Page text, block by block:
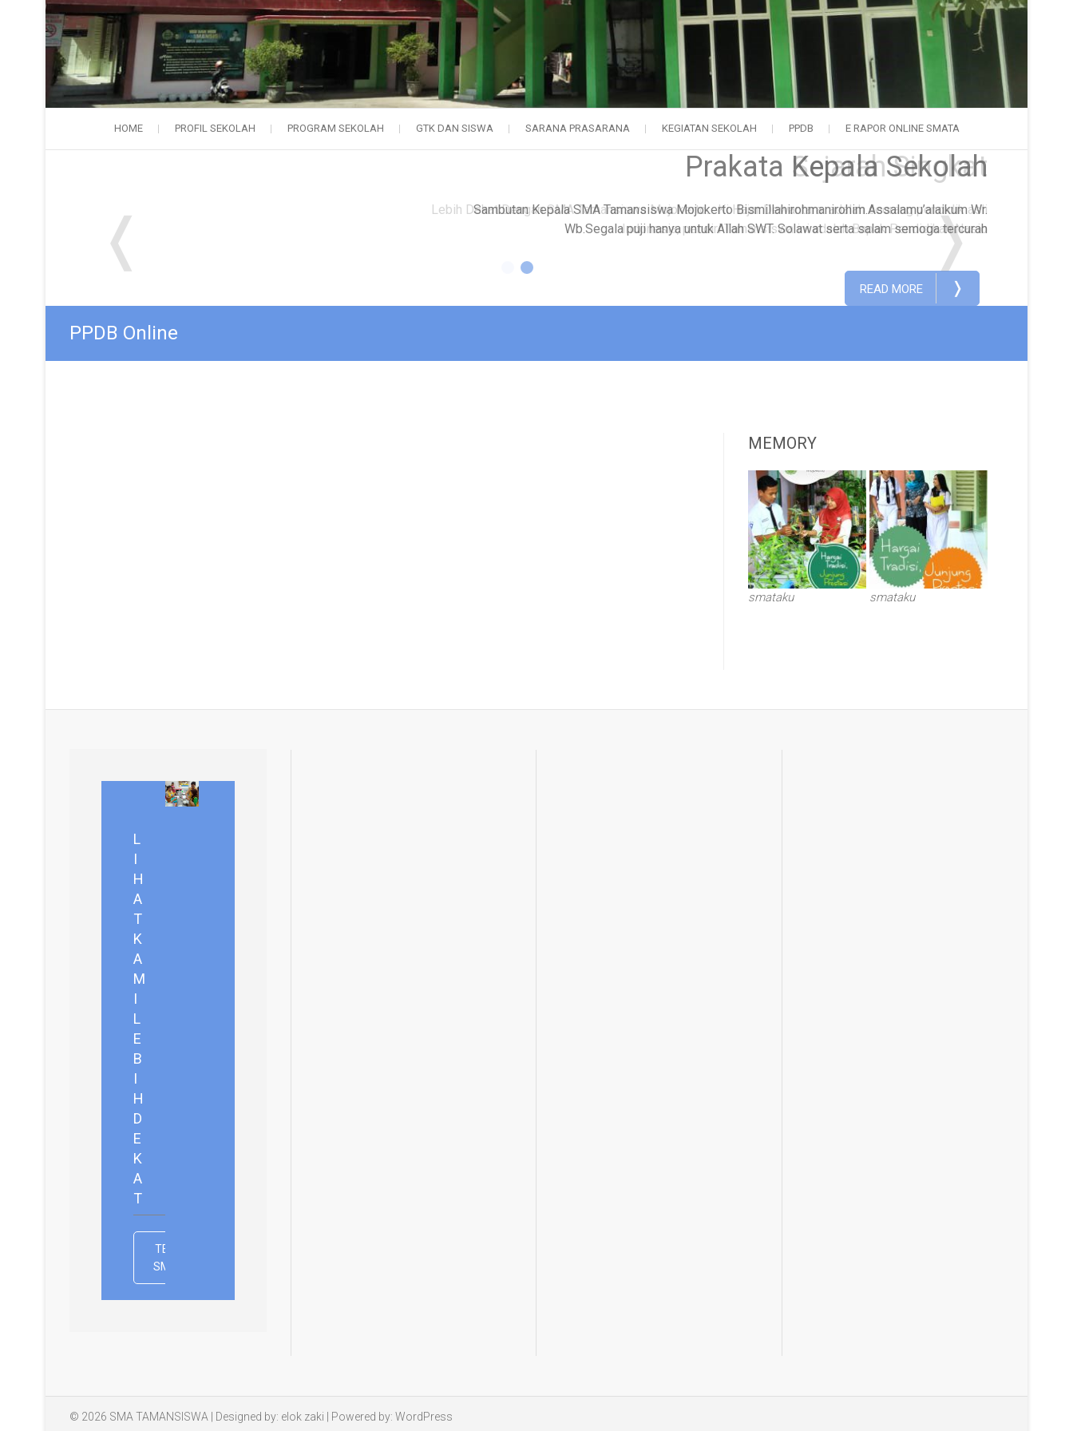
HOME PROFIL SEKOLAH PROGRAM SEKOLAH GTK DAN SISWA SARANA PRASARANA KEGIATAN SEKOLAH PPDB E RAPOR ONLINE SMATA
Sejarah Singkat
Lebih Dekat Dengan SMA Tamansiswa Mojokerto… Ki Hajar Dewantara adalah seorang pendidik asli
Indonesia, pendiri Tamansiswa ini adalah Bapak Pendidikan Nasio
READ MORE ❭
❬ ❭
PPDB Online
MEMORY
smataku smataku
L
I
H
A
T
K
A
M
I
L
E
B
I
H
D
E
K
A
T
TENTANG
SMATAKU
© 2026 SMA TAMANSISWA | Designed by: elok zaki | Powered by: WordPress